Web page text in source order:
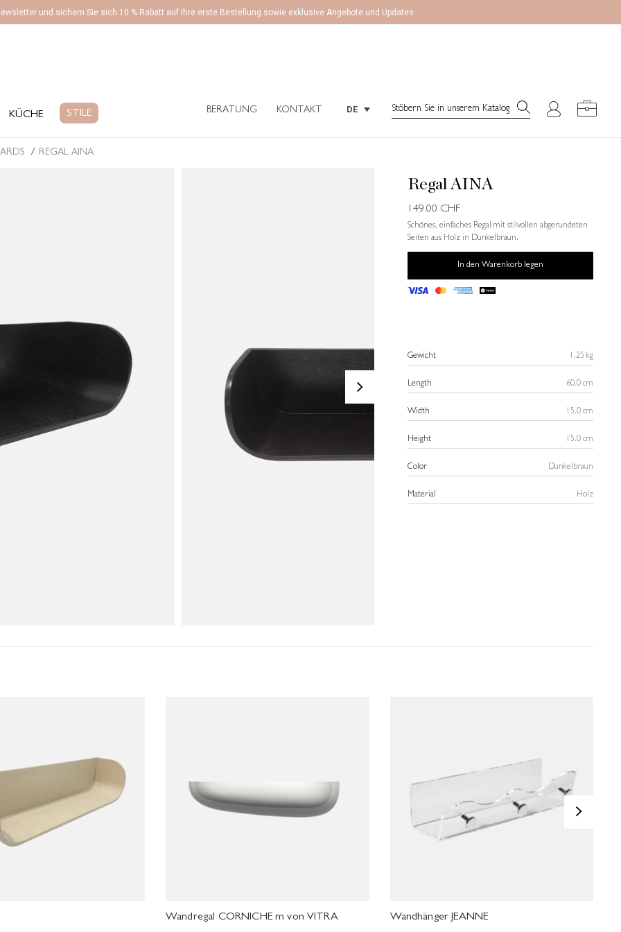
und sichern Sie sich 10 % Rabatt auf Ihre erste Bestellung sowie exklusive Angebote und Updates
KÜCHE STILE BERATUNG KONTAKT DE Search:
REGAL AINA
>
Regal AINA
149.00 CHF
Schönes, einfaches Regal mit stilvollen abgerundeten
Seiten aus Holz in Dunkelbraun.
In den Warenkorb legen
Gewicht 1.25 kg
Length 60.0 cm
Width 15.0 cm
Height 15.0 cm
Color Dunkelbraun
Material Holz
Wandregal CORNICHE m von VITRA Wandhänger JEANNE
>
Search: